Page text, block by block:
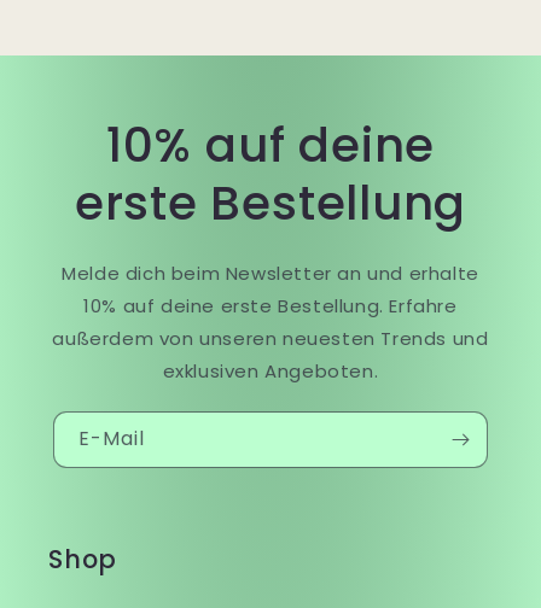
10% auf deine
erste Bestellung
Melde dich beim Newsletter an und erhalte
10% auf deine erste Bestellung. Erfahre
außerdem von unseren neuesten Trends und
exklusiven Angeboten.
E-Mail
Shop